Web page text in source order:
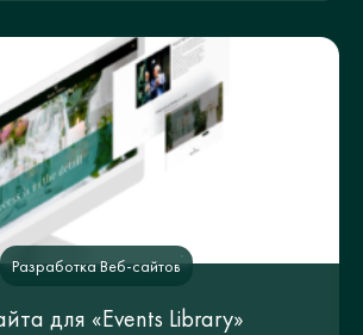
Разработка Веб-сайтов
для «Events Library»